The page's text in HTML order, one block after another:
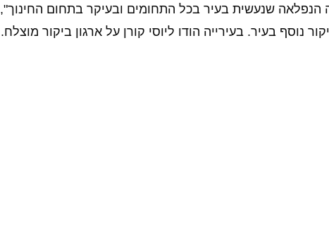
הנפלאה שנעשית בעיר בכל התחומים ובעיקר בתחום החינוך",
נוסף בעיר. בעירייה הודו ליוסי קורן על ארגון ביקור מוצלח.